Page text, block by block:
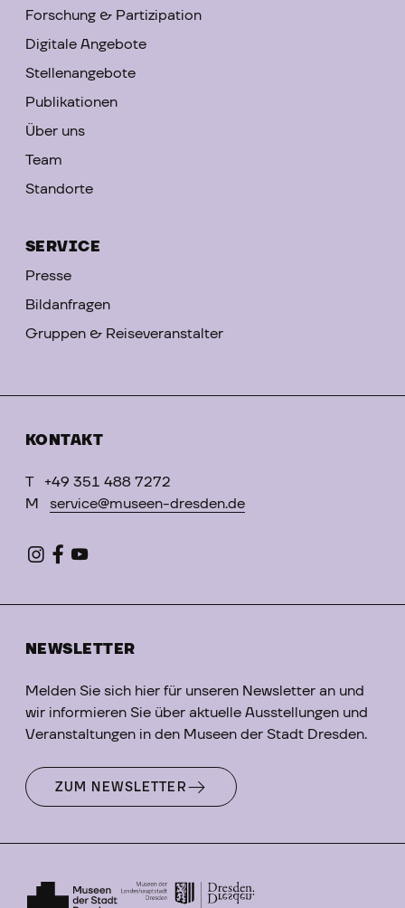
Forschung & Partizipation
Digitale Angebote
Stellenangebote
Publikationen
Über uns
Team
Standorte
SERVICE
Presse
Bildanfragen
Gruppen & Reiseveranstalter
KONTAKT
T
+49 351 488 7272
M
service@museen-dresden.de
NEWSLETTER
Melden Sie sich hier für unseren Newsletter an und
wir informieren Sie über aktuelle Ausstellungen und
Veranstaltungen in den Museen der Stadt Dresden.
ZUM NEWSLETTER